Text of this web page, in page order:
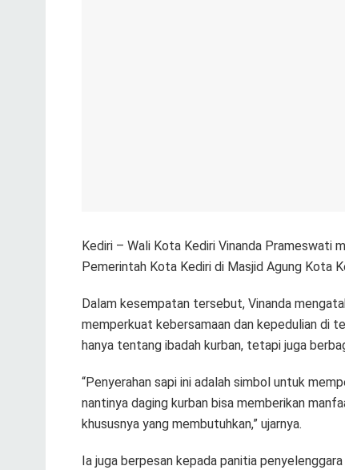
Kediri – Wali Kota Kediri Vinanda Prameswati
Pemerintah Kota Kediri di Masjid Agung Kota
Dalam kesempatan tersebut, Vinanda
memperkuat kebersamaan dan kepedulian di
hanya tentang ibadah kurban, tetapi juga
“Penyerahan sapi ini adalah simbol untuk
nantinya daging kurban bisa memberikan
khususnya yang membutuhkan,” ujarnya.
Ia juga berpesan kepada panitia